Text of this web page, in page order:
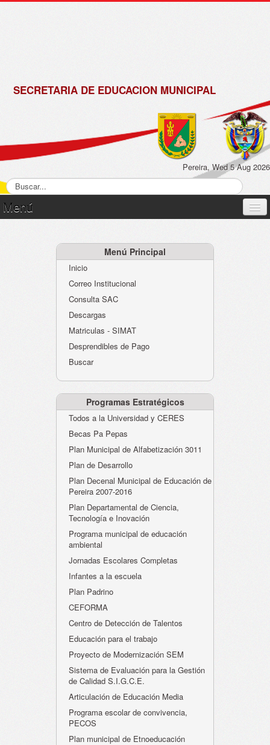
SECRETARIA DE EDUCACION MUNICIPAL
Pereira, Wed 5 Aug 2026
Menú
Atención al Ciudadano
Instituciones Educativas
Despacho Secretaría
Evaluación desempeño
Humano-Cesantías
Menú Principal
Inicio
Correo Institucional
Consulta SAC
Descargas
Matriculas - SIMAT
Desprendibles de Pago
Buscar
Programas Estratégicos
Todos a la Universidad y CERES
Becas Pa Pepas
Plan Municipal de Alfabetización 3011
Plan de Desarrollo
Plan Decenal Municipal de Educación de
Pereira 2007-2016
Plan Departamental de Ciencia,
Tecnología e Inovación
Programa municipal de educación
ambiental
Jornadas Escolares Completas
Infantes a la escuela
Plan Padrino
CEFORMA
Centro de Detección de Talentos
Educación para el trabajo
Proyecto de Modernización SEM
Sistema de Evaluación para la Gestión
de Calidad S.I.G.C.E.
Articulación de Educación Media
Programa escolar de convivencia,
PECOS
Plan municipal de Etnoeducación
de